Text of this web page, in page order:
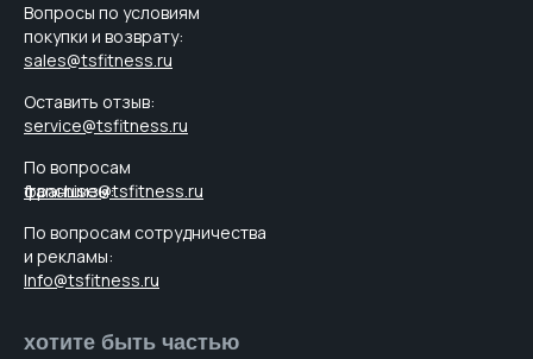
Вопросы по условиям
покупки и возврату:
sales@tsfitness.ru
Оставить отзыв:
service@tsfitness.ru
По вопросам
франшизы:
franchise@tsfitness.ru
По вопросам cотрудничества
и рекламы:
Info@tsfitness.ru
хотите быть частью